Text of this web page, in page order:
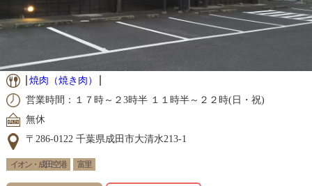
焼肉（焼き肉）
営業時間：１７時～２3時半 １１時半～２２時(日・祝)
無休
〒286-0122 千葉県成田市大清水213-1
イオン・成田空港 富里